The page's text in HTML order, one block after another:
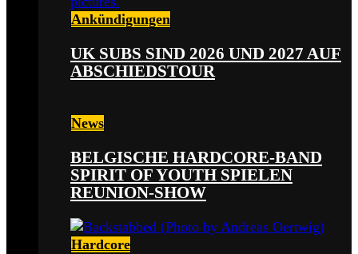
Ankündigungen
UK SUBS SIND 2026 UND 2027 AUF
ABSCHIEDSTOUR
News
BELGISCHE HARDCORE-BAND
SPIRIT OF YOUTH SPIELEN
REUNION-SHOW
Hardcore